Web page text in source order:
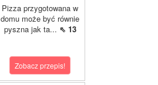
Pizza przygotowana w
domu może być równie
pyszna jak ta... ⇖ 13
Zobacz przepis!